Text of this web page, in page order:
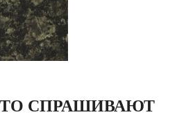
СПРАШИВАЮТ